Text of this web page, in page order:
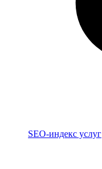
Индекс
SEO-индекс услуг